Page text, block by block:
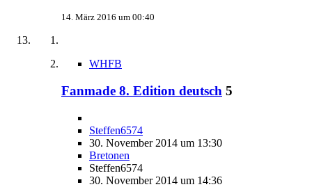
14. März 2016 um 00:40
WHFB
Fanmade 8. Edition deutsch 5
Steffen6574
30. November 2014 um 13:30
Bretonen
Steffen6574
30. November 2014 um 14:36